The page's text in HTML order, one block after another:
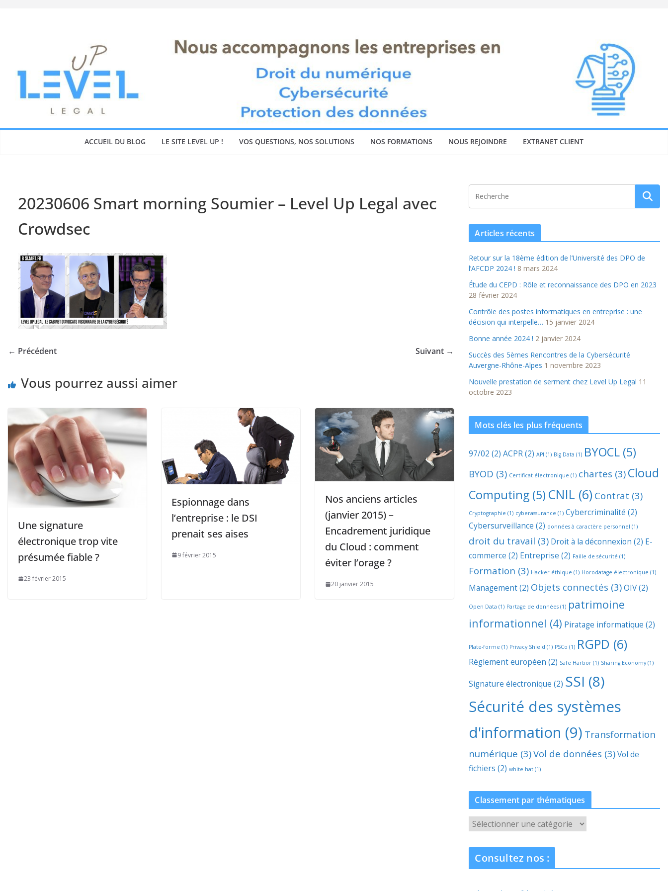
ACCUEIL DU BLOG LE SITE LEVEL UP ! VOS QUESTIONS, NOS SOLUTIONS NOS FORMATIONS NOUS REJOINDRE EXTRANET CLIENT
20230606 Smart morning Soumier – Level Up Legal avec
Crowdsec
← Précédent Suivant →
Vous pourrez aussi aimer
Une signature
électronique trop vite
présumée fiable ?
23 février 2015
Espionnage dans
l’entreprise : le DSI
prenait ses aises
9 février 2015
Nos anciens articles
(janvier 2015) –
Encadrement juridique
du Cloud : comment
éviter l’orage ?
20 janvier 2015
Articles récents
Retour sur la 18ème édition de l’Université des DPO de
l’AFCDP 2024 ! 8 mars 2024
Étude du CEPD : Rôle et reconnaissance des DPO en 2023
28 février 2024
Contrôle des postes informatiques en entreprise : une
décision qui interpelle… 15 janvier 2024
Bonne année 2024 ! 2 janvier 2024
Succès des 5èmes Rencontres de la Cybersécurité
Auvergne-Rhône-Alpes 1 novembre 2023
Nouvelle prestation de serment chez Level Up Legal 11
octobre 2023
Mots clés les plus fréquents
97/02 (2) ACPR(2) API (1) Big Data (1) BYOCL (5)
BYOD (3) Certificat électronique (1) chartes (3) Cloud
Computing (5) CNIL (6) Contrat (3)
Cryptographie (1) cyberassurance (1) Cybercriminalité (2)
Cybersurveillance (2) données à caractère personnel (1)
droit du travail (3) Droit à la déconnexion (2) E-
commerce (2) Entreprise (2) Faille de sécurité (1)
Formation (3) Hacker éthique (1) Horodatage électronique (1)
Management(2) Objets connectés (3) OIV(2)
Open Data (1) Partage de données (1) patrimoine
informationnel (4) Piratage informatique (2)
Plate-forme (1) Privacy Shield (1) PSCo (1) RGPD (6)
Règlement européen (2) Safe Harbor (1) Sharing Economy(1)
Signature électronique (2) SSI (8)
Sécurité des systèmes
d'information (9) Transformation
numérique (3)Vol de données (3) Vol de
fichiers (2) white hat (1)
Classement par thématiques
C
l
a
s
Consultez nos :